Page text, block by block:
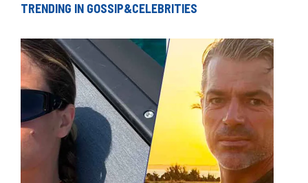
TRENDING IN GOSSIP&CELEBRITIES